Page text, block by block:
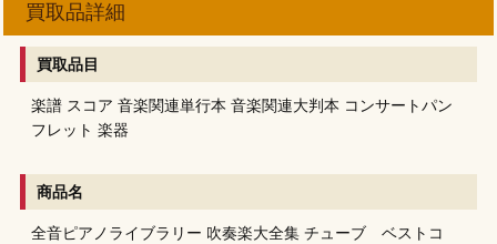
買取品詳細
買取品目
楽譜スコア 音楽関連単行本 音楽関連大判本 コンサートパン
フレット 楽器
商品名
全音ピアノライブラリー 吹奏楽大全集チューブ ベストコ